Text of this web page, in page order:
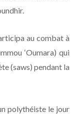
au combat à
‘Oumara) qui
(saws) pendant la
polythéiste le jour